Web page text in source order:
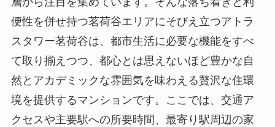
便性を併せ持つ茗荷谷エリアにそびえ立つアトラ
スタワー茗荷谷は、都市生活に必要な機能をすべ
て取り揃えつつ、都心とは思えないほど豊かな自
然とアカデミックな雰囲気を味わえる贅沢な住環
境を提供するマンションです。ここでは、交通ア
クセスや主要駅への所要時間、最寄り駅周辺の家